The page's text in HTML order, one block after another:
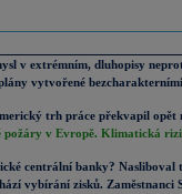
v extrémním, dluhopisy
vytvořené
trh práce překvapil opět
požáry v Evropě. Klimatická
centrální banky? Nasliboval
vybírání zisků. Zaměstnanci